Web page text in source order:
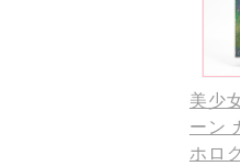
美少
ーン
ホロ